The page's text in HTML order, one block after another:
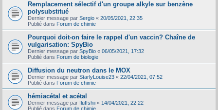
Remplacement sélectif d'un groupe alkyle sur benzène
polysubstitué
Dernier message par Sergio « 20/05/2021, 22:35
Publié dans Forum de chimie
Pourquoi doit-on faire le rappel d'un vaccin? Chaîne de
vulgarisation: SpyBio
Dernier message par SpyBio « 06/05/2021, 17:32
Publié dans Forum de biologie
Diffusion du neutron dans le MOX
Dernier message par StarlyLouise23 « 22/04/2021, 07:52
Publié dans Forum de chimie
hémiacétal et acétal
Dernier message par fluffshii « 14/04/2021, 22:22
Publié dans Forum de chimie